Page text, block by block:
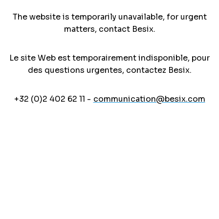
The website is temporarily unavailable, for urgent
matters, contact Besix.
Le site Web est temporairement indisponible, pour
des questions urgentes, contactez Besix.
+32 (0)2 402 62 11 - communication@besix.com